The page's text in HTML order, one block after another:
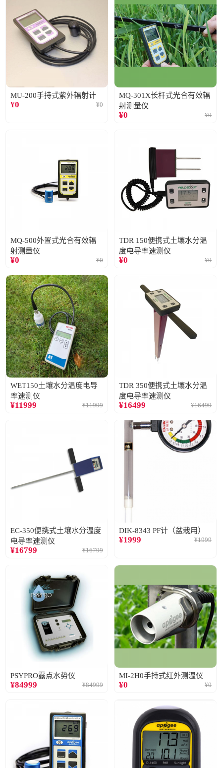
MU-200手持式紫外辐射计
¥0 ¥0
MQ-301X长杆式光合有效辐
射测量仪
¥0 ¥0
MQ-500外置式光合有效辐
射测量仪
¥0 ¥0
TDR 150便携式土壤水分温
度电导率速测仪
¥0 ¥0
WET150土壤水分温度电导
率速测仪
¥11999 ¥11999
TDR 350便携式土壤水分温
度电导率速测仪
¥16499 ¥16499
EC-350便携式土壤水分温度
电导率速测仪
¥16799 ¥16799
DIK-8343 PF计（盆栽用）
¥1999 ¥1999
PSYPRO露点水势仪
¥84999 ¥84999
MI-2H0手持式红外测温仪
¥0 ¥0